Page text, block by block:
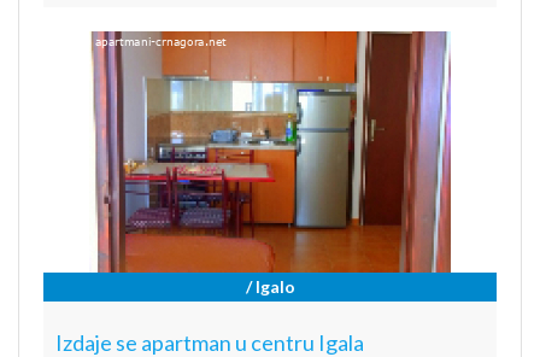
/ Igalo
Izdaje se apartman u centru Igala